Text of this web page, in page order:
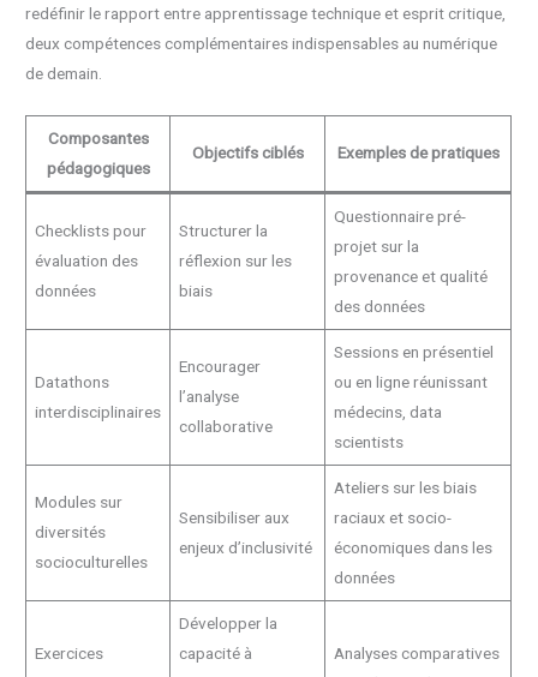
redéfinir le rapport entre apprentissage technique et esprit critique,
deux compétences complémentaires indispensables au numérique
de demain.
Composantes
pédagogiques
Objectifs ciblés Exemples de pratiques
Checklists pour
évaluation des
données
Structurer la
réflexion sur les
biais
Questionnaire pré-
projet sur la
provenance et qualité
des données
Datathons
interdisciplinaires
Encourager
l’analyse
collaborative
Sessions en présentiel
ou en ligne réunissant
médecins, data
scientists
Modules sur
diversités
socioculturelles
Sensibiliser aux
enjeux d’inclusivité
Ateliers sur les biais
raciaux et socio-
économiques dans les
données
Exercices
Développer la
capacité à
Analyses comparatives